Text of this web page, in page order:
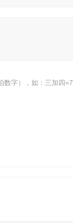
数字），如：三加四=7